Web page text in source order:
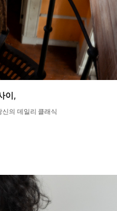
이,
의 데일리 클래식